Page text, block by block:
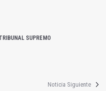
SUPREMO
Noticia Siguiente